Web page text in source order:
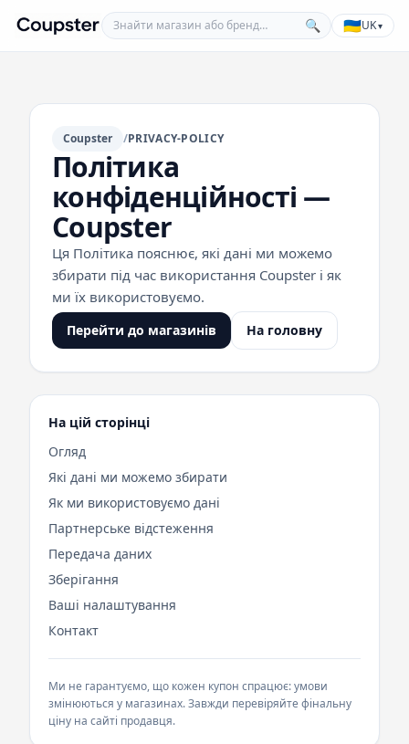
Coupster
Знайти магазин або бренд 🔍 🇺🇦UK▾
Coupster /PRIVACY-POLICY
Політика
конфіденційності —
Coupster
Ця Політика пояснює, які дані ми можемо
збирати під час використання Coupster і як
ми їх використовуємо.
Перейти до магазинів На головну
На цій сторінці
Огляд
Які дані ми можемо збирати
Як ми використовуємо дані
Партнерське відстеження
Передача даних
Зберігання
Ваші налаштування
Контакт
Ми не гарантуємо, що кожен купон спрацює: умови
змінюються у магазинах. Завжди перевіряйте фінальну
ціну на сайті продавця.